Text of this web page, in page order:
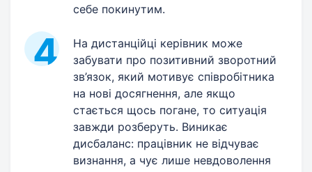
себе покинутим.
На дистанційці керівник може
забувати про позитивний зворотний
зв’язок, який мотивує співробітника
на нові досягнення, але якщо
стається щось погане, то ситуація
завжди розберуть. Виникає
дисбаланс: працівник не відчуває
визнання, а чує лише невдоволення